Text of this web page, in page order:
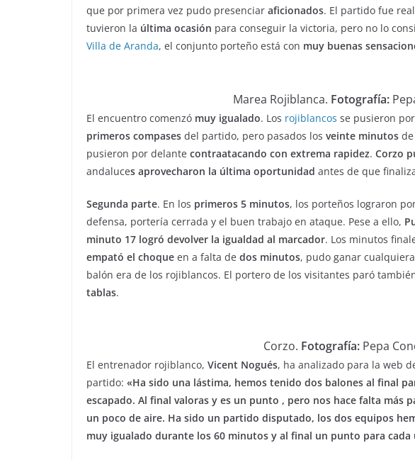
que por primera vez pudo presenciar aficionados. El partido fue
tuvieron la última ocasión para conseguir la victoria, pero no lo
Villa de Aranda, el conjunto porteño está con muy buenas
Marea Rojiblanca. Fotografía:
El encuentro comenzó muy igualado. Los rojiblancos se pusieron
primeros compases del partido, pero pasados los veinte minutos
pusieron por delante contraatacando con extrema rapidez. Corzo
andaluces aprovecharon la última oportunidad antes de que
Segunda parte. En los primeros 5 minutos, los porteños lograron
defensa, portería cerrada y el buen trabajo en ataque. Pese a ello,
minuto 17 logró devolver la igualdad al marcador. Los minutos
empató el choque en a falta de dos minutos, pudo ganar
balón era de los rojiblancos. El portero de los visitantes paró
tablas.
Corzo. Fotografía:Pepa
El entrenador rojiblanco, Vicent Nogués, ha analizado para la web
partido: «Ha sido una lástima, hemos tenido dos balones al final
escapado. Al final valoras y es un punto , pero nos hace falta más
un poco de aire. Ha sido un partido disputado, los dos equipos
muy igualado durante los 60 minutos y al final un punto para cada